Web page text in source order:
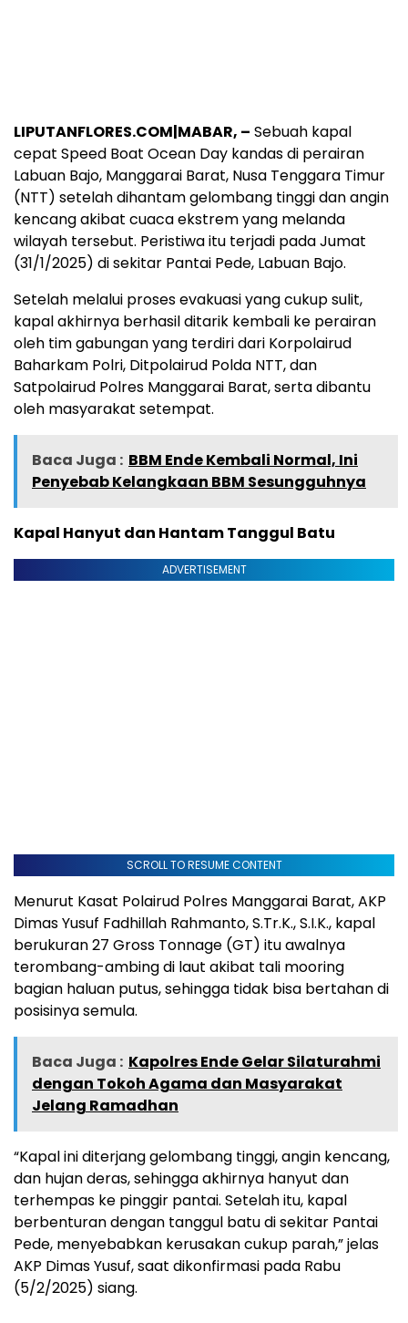
LIPUTANFLORES.COM|MABAR, – Sebuah kapal
cepat Speed Boat Ocean Day kandas di perairan
Labuan Bajo, Manggarai Barat, Nusa Tenggara Timur
(NTT) setelah dihantam gelombang tinggi dan angin
kencang akibat cuaca ekstrem yang melanda
wilayah tersebut. Peristiwa itu terjadi pada Jumat
(31/1/2025) di sekitar Pantai Pede, Labuan Bajo.
Setelah melalui proses evakuasi yang cukup sulit,
kapal akhirnya berhasil ditarik kembali ke perairan
oleh tim gabungan yang terdiri dari Korpolairud
Baharkam Polri, Ditpolairud Polda NTT, dan
Satpolairud Polres Manggarai Barat, serta dibantu
oleh masyarakat setempat.
Baca Juga : BBM Ende Kembali Normal, Ini
Penyebab Kelangkaan BBM Sesungguhnya
Kapal Hanyut dan Hantam Tanggul Batu
ADVERTISEMENT
SCROLL TO RESUME CONTENT
Menurut Kasat Polairud Polres Manggarai Barat, AKP
Dimas Yusuf Fadhillah Rahmanto, S.Tr.K., S.I.K., kapal
berukuran 27 Gross Tonnage (GT) itu awalnya
terombang-ambing di laut akibat tali mooring
bagian haluan putus, sehingga tidak bisa bertahan di
posisinya semula.
Baca Juga : Kapolres Ende Gelar Silaturahmi
dengan Tokoh Agama dan Masyarakat
Jelang Ramadhan
“Kapal ini diterjang gelombang tinggi, angin kencang,
dan hujan deras, sehingga akhirnya hanyut dan
terhempas ke pinggir pantai. Setelah itu, kapal
berbenturan dengan tanggul batu di sekitar Pantai
Pede, menyebabkan kerusakan cukup parah,” jelas
AKP Dimas Yusuf, saat dikonfirmasi pada Rabu
(5/2/2025) siang.